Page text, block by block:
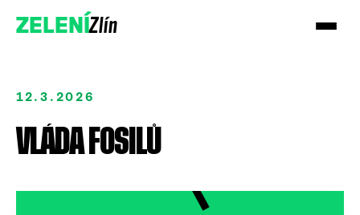
ZELENÍZlín
12.3.2026
VLÁDA FOSILŮ